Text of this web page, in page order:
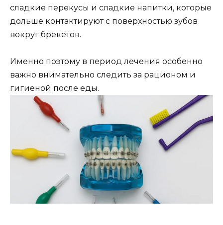
сладкие перекусы и сладкие напитки, которые
дольше контактируют с поверхностью зубов
вокруг брекетов.
Именно поэтому в период лечения особенно
важно внимательно следить за рационом и
гигиеной после еды.